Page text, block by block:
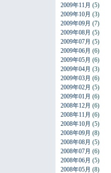
2009年11月 (5)
2009年10月 (3)
2009年09月 (7)
2009年08月 (5)
2009年07月 (5)
2009年06月 (6)
2009年05月 (6)
2009年04月 (3)
2009年03月 (6)
2009年02月 (5)
2009年01月 (6)
2008年12月 (6)
2008年11月 (6)
2008年10月 (5)
2008年09月 (8)
2008年08月 (5)
2008年07月 (6)
2008年06月 (5)
2008年05月 (8)